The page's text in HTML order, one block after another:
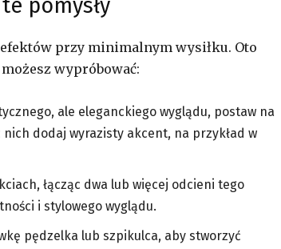
pomysły
przy minimalnym wysiłku. Oto
wypróbować:
ale eleganckiego wyglądu, postaw na
dodaj wyrazisty akcent, na przykład w
łącząc dwa lub więcej odcieni tego
i stylowego wyglądu.
pędzelka lub szpikulca, aby stworzyć